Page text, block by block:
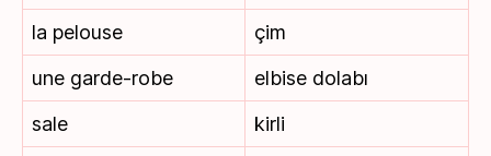
la pelouse
çim
une garde-robe
elbise dolabı
sale
kirli